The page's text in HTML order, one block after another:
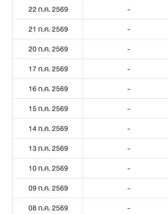
22 ก.ค. 2569
-
21 ก.ค. 2569
-
20 ก.ค. 2569
-
17 ก.ค. 2569
-
16 ก.ค. 2569
-
15 ก.ค. 2569
-
14 ก.ค. 2569
-
13 ก.ค. 2569
-
10 ก.ค. 2569
-
09 ก.ค. 2569
-
08 ก.ค. 2569
-